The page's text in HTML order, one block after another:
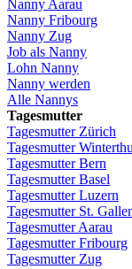
Nanny Aarau
Nanny Fribourg
Nanny Zug
Job als Nanny
Lohn Nanny
Nanny werden
Alle Nannys
Tagesmutter
Tagesmutter Zürich
Tagesmutter
TagesmutterBern
TagesmutterBasel
Tagesmutter Luzern
TagesmutterSt.
Tagesmutter Aarau
Tagesmutter Fribourg
Tagesmutter Zug